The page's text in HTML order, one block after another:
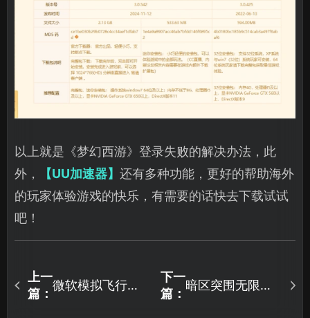
以上就是《梦幻西游》登录失败的解决办法，此
外，
【UU加速器】 还有多种功能，更好的帮助海外
的玩家体验游戏的快乐，有需要的话快去下载试试
吧！
上一
篇：
微软模拟飞行
下一
篇：
暗区突围无限国